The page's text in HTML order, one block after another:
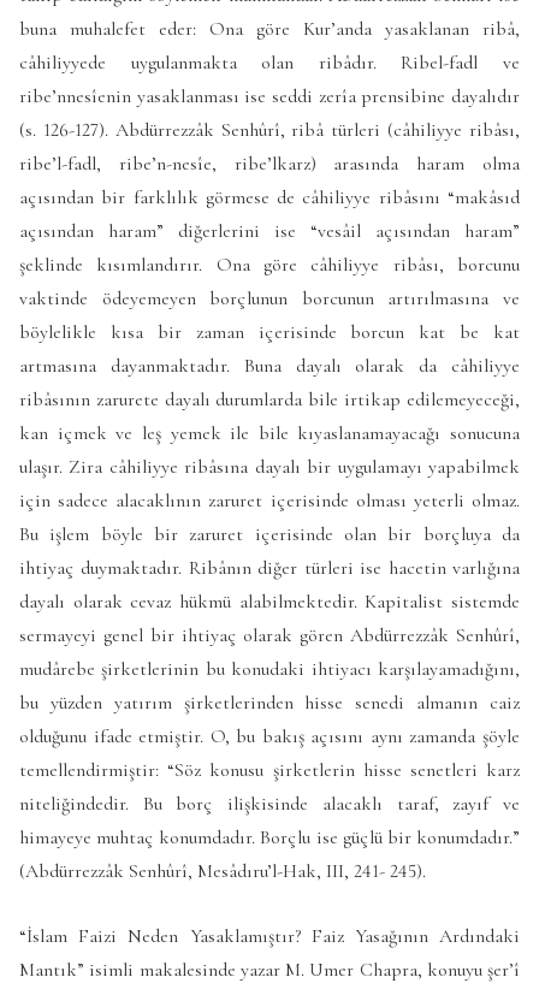
buna muhalefet eder: Ona göre Kur’anda yasaklanan ribâ,
câhiliyyede uygulanmakta olan ribâdır. Ribel-fadl ve
ribe’nnesîenin yasaklanması ise seddi zerîa prensibine dayalıdır
(s. 126-127). Abdürrezzâk Senhûrî, ribâ türleri (câhiliyye ribâsı,
ribe’l-fadl, ribe’n-nesîe, ribe’lkarz) arasında haram olma
açısından bir farklılık görmese de câhiliyye ribâsını “makâsıd
açısından haram” diğerlerini ise “vesâil açısından haram”
şeklinde kısımlandırır. Ona göre câhiliyye ribâsı, borcunu
vaktinde ödeyemeyen borçlunun borcunun artırılmasına ve
böylelikle kısa bir zaman içerisinde borcun kat be kat
artmasına dayanmaktadır. Buna dayalı olarak da câhiliyye
ribâsının zarurete dayalı durumlarda bile irtikap edilemeyeceği,
kan içmek ve leş yemek ile bile kıyaslanamayacağı sonucuna
ulaşır. Zira câhiliyye ribâsına dayalı bir uygulamayı yapabilmek
için sadece alacaklının zaruret içerisinde olması yeterli olmaz.
Bu işlem böyle bir zaruret içerisinde olan bir borçluya da
ihtiyaç duymaktadır. Ribânın diğer türleri ise hacetin varlığına
dayalı olarak cevaz hükmü alabilmektedir. Kapitalist sistemde
sermayeyi genel bir ihtiyaç olarak gören Abdürrezzâk Senhûrî,
mudârebe şirketlerinin bu konudaki ihtiyacı karşılayamadığını,
bu yüzden yatırım şirketlerinden hisse senedi almanın caiz
olduğunu ifade etmiştir. O, bu bakış açısını aynı zamanda şöyle
temellendirmiştir: “Söz konusu şirketlerin hisse senetleri karz
niteliğindedir. Bu borç ilişkisinde alacaklı taraf, zayıf ve
himayeye muhtaç konumdadır. Borçlu ise güçlü bir konumdadır.”
(Abdürrezzâk Senhûrî, Mesâdıru’l-Hak, III, 241- 245).
“İslam Faizi Neden Yasaklamıştır? Faiz Yasağının Ardındaki
Mantık” isimli makalesinde yazar M. Umer Chapra, konuyu şer’î